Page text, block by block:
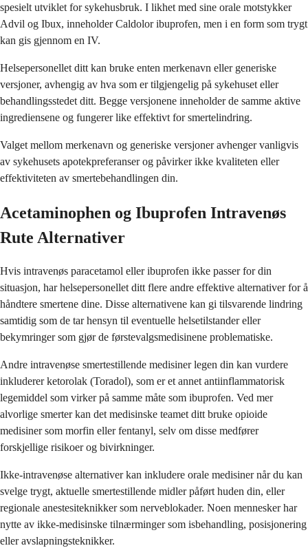
spesielt utviklet for sykehusbruk. I likhet med sine orale motstykker
Advil og Ibux, inneholder Caldolor ibuprofen, men i en form som trygt
kan gis gjennom en IV.
Helsepersonellet ditt kan bruke enten merkenavn eller generiske
versjoner, avhengig av hva som er tilgjengelig på sykehuset eller
behandlingsstedet ditt. Begge versjonene inneholder de samme aktive
ingrediensene og fungerer like effektivt for smertelindring.
Valget mellom merkenavn og generiske versjoner avhenger vanligvis
av sykehusets apotekpreferanser og påvirker ikke kvaliteten eller
effektiviteten av smertebehandlingen din.
Acetaminophen og Ibuprofen Intravenøs
Rute Alternativer
Hvis intravenøs paracetamol eller ibuprofen ikke passer for din
situasjon, har helsepersonellet ditt flere andre effektive alternativer for å
håndtere smertene dine. Disse alternativene kan gi tilsvarende lindring
samtidig som de tar hensyn til eventuelle helsetilstander eller
bekymringer som gjør de førstevalgsmedisinene problematiske.
Andre intravenøse smertestillende medisiner legen din kan vurdere
inkluderer ketorolak (Toradol), som er et annet antiinflammatorisk
legemiddel som virker på samme måte som ibuprofen. Ved mer
alvorlige smerter kan det medisinske teamet ditt bruke opioide
medisiner som morfin eller fentanyl, selv om disse medfører
forskjellige risikoer og bivirkninger.
Ikke-intravenøse alternativer kan inkludere orale medisiner når du kan
svelge trygt, aktuelle smertestillende midler påført huden din, eller
regionale anestesiteknikker som nerveblokader. Noen mennesker har
nytte av ikke-medisinske tilnærminger som isbehandling, posisjonering
eller avslapningsteknikker.